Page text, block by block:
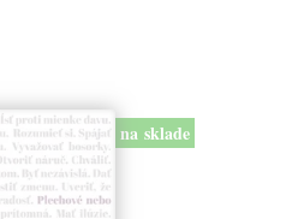
na sklade